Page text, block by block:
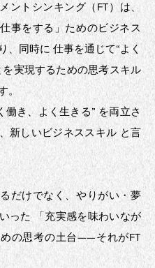
ントシンキング（FT）は、
事をする」ためのビジネス
、同時に 仕事を通じて“よく
を実現するための思考スキル
。
働き、よく生きる” を両立さ
新しいビジネススキル と言
だけでなく、やりがい・夢
った 「充実感を味わいなが
の思考の土台——それがFT